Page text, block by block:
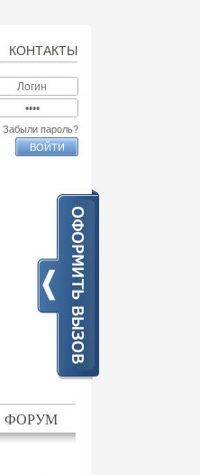
КОНТАКТЫ
Забыли пароль?
ФОРУМ